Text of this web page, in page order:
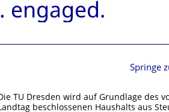
Springe
Die TU Dresden wird auf Grundlage des
Landtag beschlossenen Haushalts aus